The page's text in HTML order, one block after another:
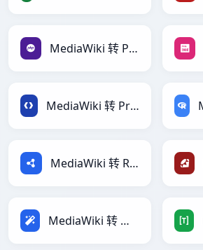
MediaWiki 转 PHP
MediaWiki 转 Protobuf
MediaWiki 转 RDF
MediaWiki 转 Magic